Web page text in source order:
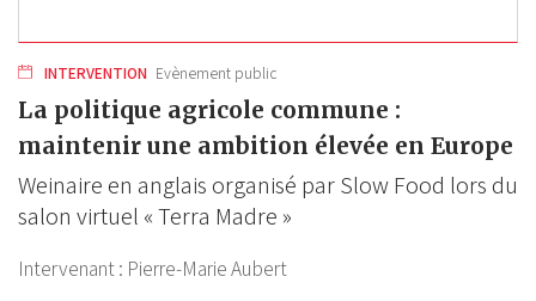
INTERVENTION Evènement public
La politique agricole commune :
maintenir une ambition élevée en Europe
Weinaire en anglais organisé par Slow Food lors du
salon virtuel « Terra Madre »
Intervenant : Pierre-Marie Aubert